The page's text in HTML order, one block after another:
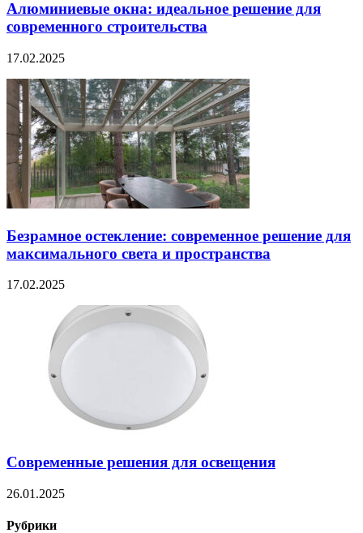
Алюминиевые окна: идеальное решение для
современного строительства
17.02.2025
Безрамное остекление: современное решение для
максимального света и пространства
17.02.2025
Современные решения для освещения
26.01.2025
Рубрики